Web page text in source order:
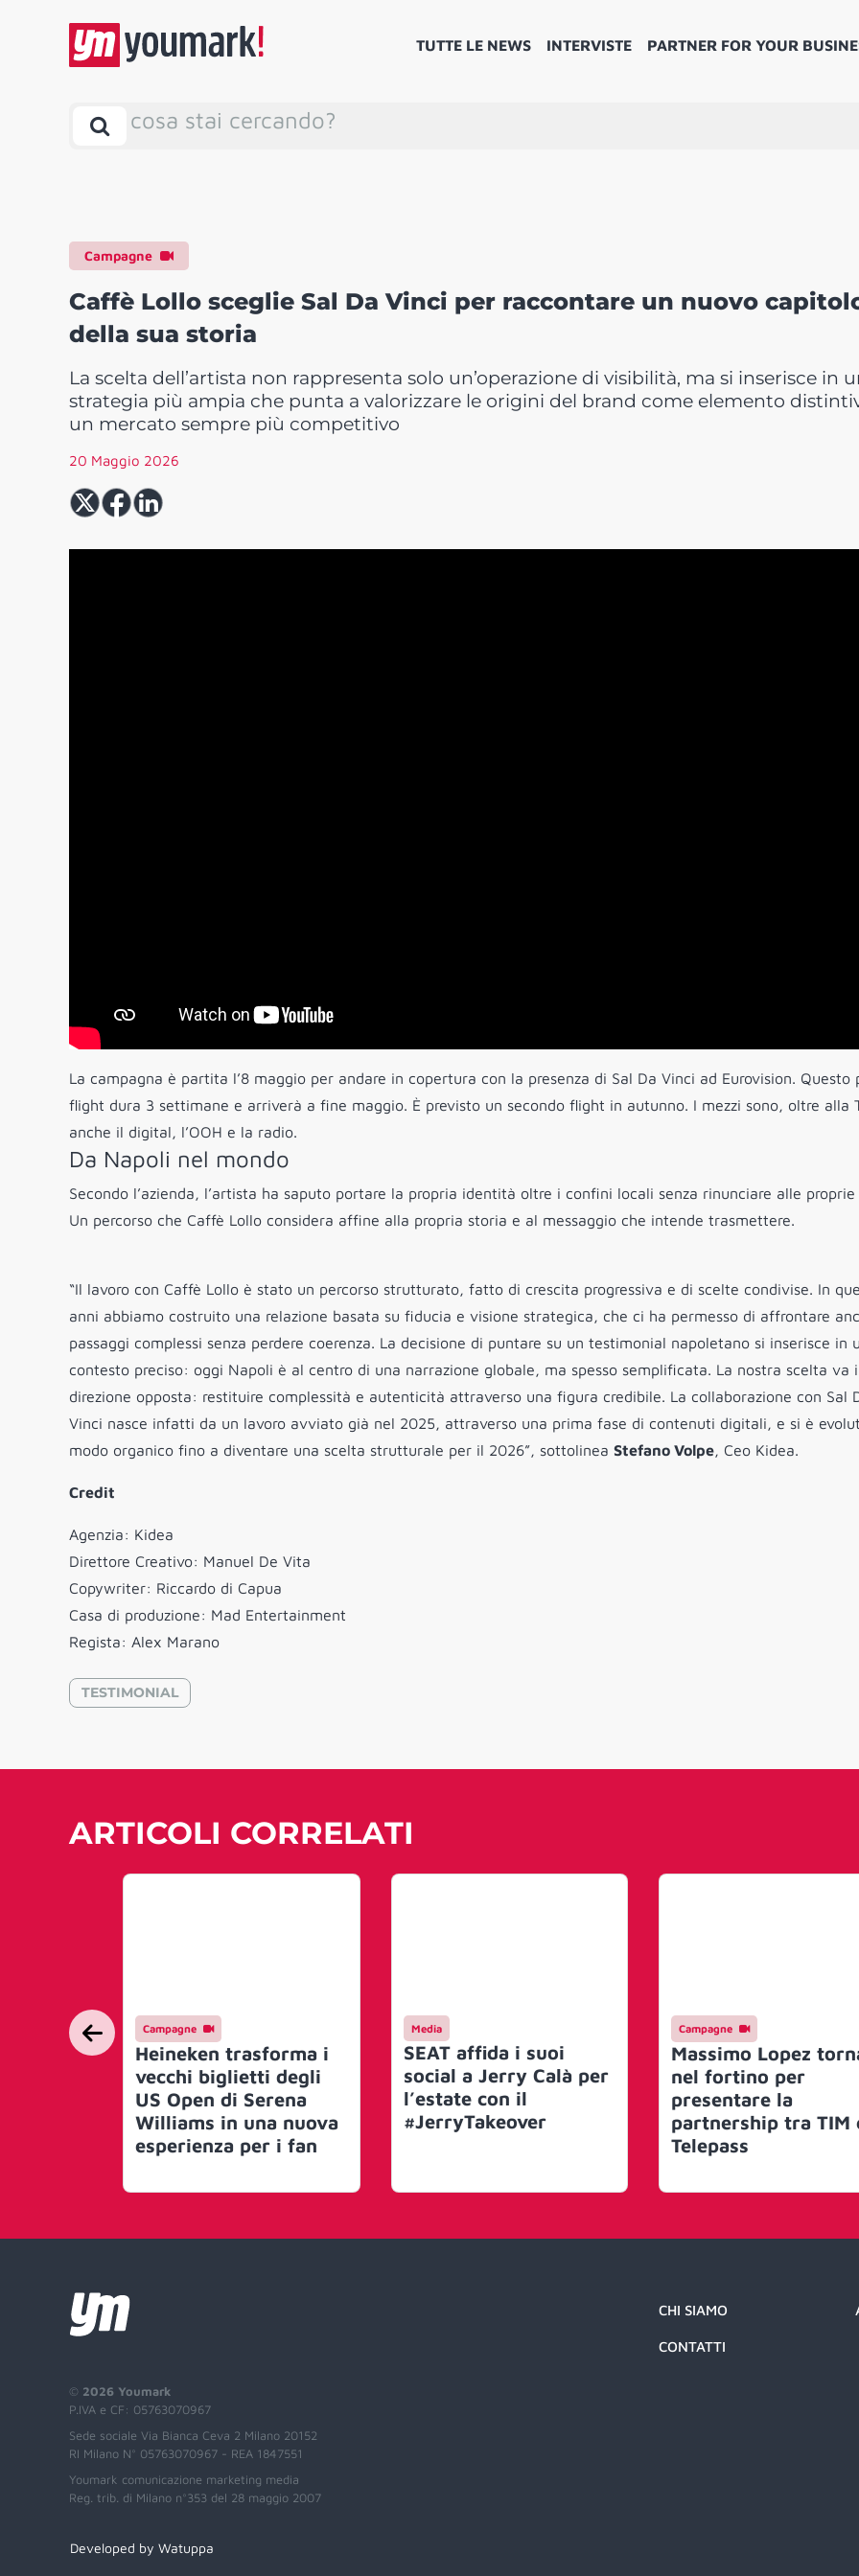
TUTTE LE NEWS INTERVISTE PARTNER FOR YOUR
cosa stai cercando?
Campagne
Caffè Lollo sceglie Sal Da Vinci per raccontare un nuovo
della sua storia
La scelta dell’artista non rappresenta solo un’operazione di visibilità, ma si inserisce in
strategia più ampia che punta a valorizzare le origini del brand come elemento
un mercato sempre più competitivo
20 Maggio 2026
La campagna è partita l’8 maggio per andare in copertura con la presenza di Sal Da Vinci ad Eurovision. Questo
flight dura 3 settimane e arriverà a fine maggio. È previsto un secondo flight in autunno. I mezzi sono, oltre alla
anche il digital, l’OOH e la radio.
Da Napoli nel mondo
Secondo l’azienda, l’artista ha saputo portare la propria identità oltre i confini locali senza rinunciare alle proprie
Un percorso che Caffè Lollo considera affine alla propria storia e al messaggio che intende trasmettere.
“Il lavoro con Caffè Lollo è stato un percorso strutturato, fatto di crescita progressiva e di scelte condivise. In
anni abbiamo costruito una relazione basata su fiducia e visione strategica, che ci ha permesso di affrontare
passaggi complessi senza perdere coerenza. La decisione di puntare su un testimonial napoletano si inserisce in
contesto preciso: oggi Napoli è al centro di una narrazione globale, ma spesso semplificata. La nostra scelta va
direzione opposta: restituire complessità e autenticità attraverso una figura credibile. La collaborazione con Sal
Vinci nasce infatti da un lavoro avviato già nel 2025, attraverso una prima fase di contenuti digitali, e si è
modo organico fino a diventare una scelta strutturale per il 2026”, sottolinea Stefano Volpe, Ceo Kidea.
Credit
Agenzia: Kidea
Direttore Creativo: Manuel De Vita
Copywriter: Riccardo di Capua
Casa di produzione: Mad Entertainment
Regista: Alex Marano
TESTIMONIAL
ARTICOLI CORRELATI
Campagne
Heineken trasforma i
vecchi biglietti degli
US Open di Serena
Williams in una nuova
esperienza per i fan
Media
SEAT affida i suoi
social a Jerry Calà per
l’estate con il
#JerryTakeover
Campagne
Massimo Lopez
nel fortino per
presentare la
partnership tra TIM
Telepass
© 2026 Youmark
P.IVA e CF: 05763070967
Sede sociale Via Bianca Ceva 2 Milano 20152
RI Milano N° 05763070967 - REA 1847551
Youmark comunicazione marketing media
Reg. trib. di Milano n°353 del 28 maggio 2007
CHI SIAMO
CONTATTI
Developed by Watuppa